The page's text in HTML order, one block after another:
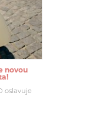
novou
oslavuje